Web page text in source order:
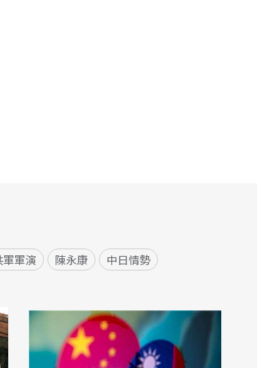
軍軍演 陳永康 中日情勢